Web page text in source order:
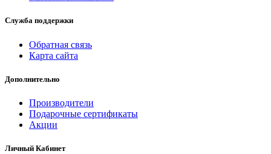
Служба поддержки
Обратная связь
Карта сайта
Дополнительно
Производители
Подарочные сертификаты
Акции
Личный Кабинет